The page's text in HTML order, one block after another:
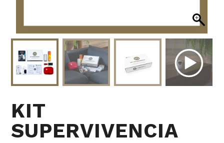
KIT
SUPERVIVENCIA